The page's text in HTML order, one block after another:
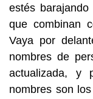
estés
que combinan
Vaya por
nombres de
actualizada, y
nombres son